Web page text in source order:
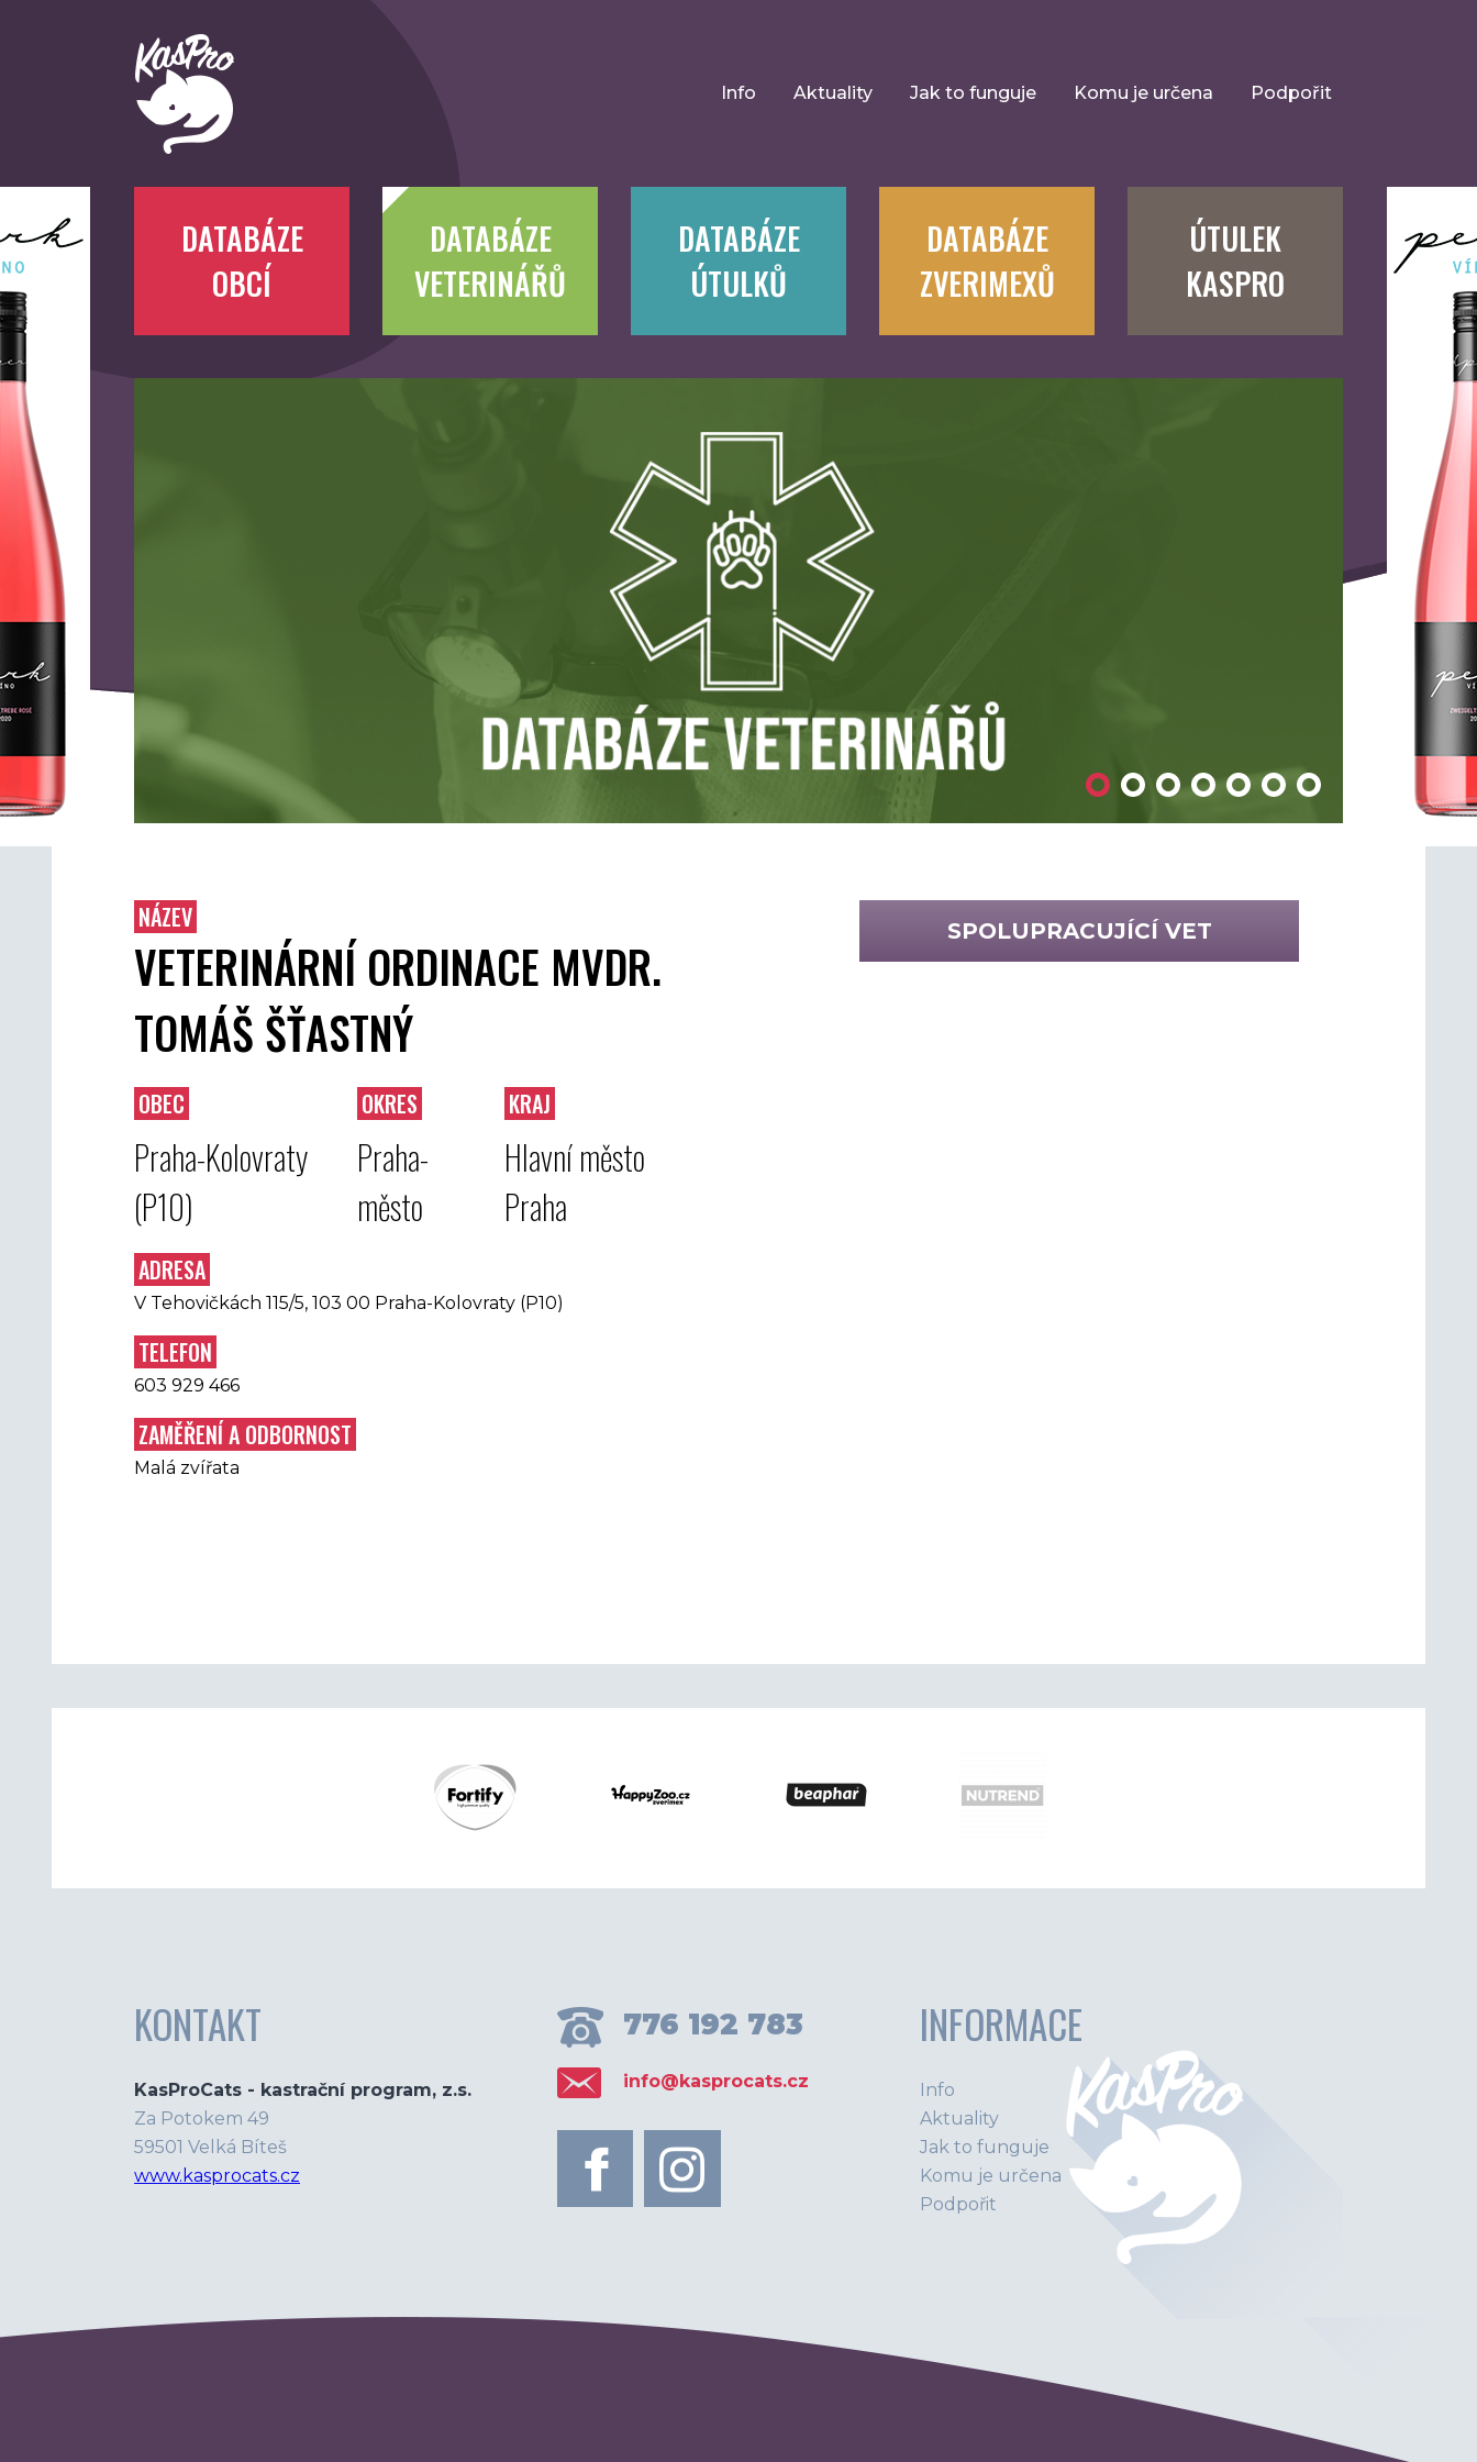
Info Aktuality Jak to funguje Komu je určena Podpořit
DATABÁZE
OBCÍ
DATABÁZE
VETERINÁŘŮ
DATABÁZE
ÚTULKŮ
DATABÁZE
ZVERIMEXŮ
ÚTULEK
KASPRO
NÁZEV
VETERINÁRNÍ ORDINACE MVDR.
TOMÁŠ ŠŤASTNÝ
OBEC
Praha-Kolovraty
(P10)
OKRES
Praha-
město
KRAJ
Hlavní město
Praha
ADRESA
V Tehovičkách 115/5, 103 00 Praha-Kolovraty (P10)
TELEFON
603 929 466
ZAMĚŘENÍ A ODBORNOST
Malá zvířata
SPOLUPRACUJÍCÍ VET
KONTAKT
KasProCats - kastrační program, z.s.
Za Potokem 49
59501 Velká Bíteš
www.kasprocats.cz
776 192 783
info@kasprocats.cz
INFORMACE
Info
Aktuality
Jak to funguje
Komu je určena
Podpořit